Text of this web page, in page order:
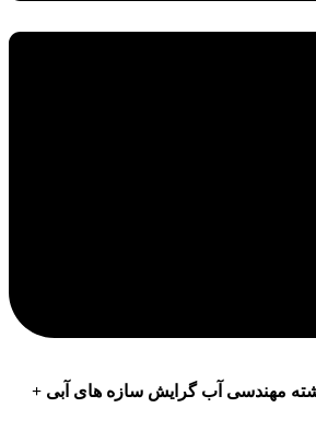
مهندسی آب گرایش سازه های آبی +